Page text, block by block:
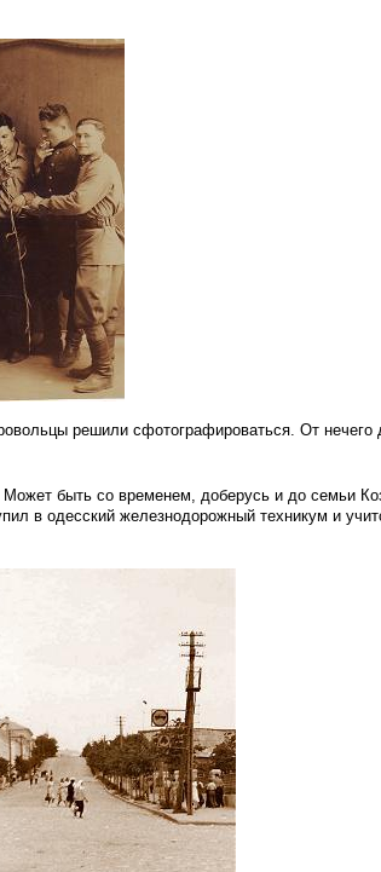
решили сфотографироваться. От нечего
Может быть со временем, доберусь и до семьи
в одесский железнодорожный техникум и